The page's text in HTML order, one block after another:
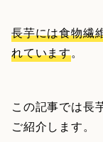
長芋には食物繊
れています。
この記事では長
ご紹介します。